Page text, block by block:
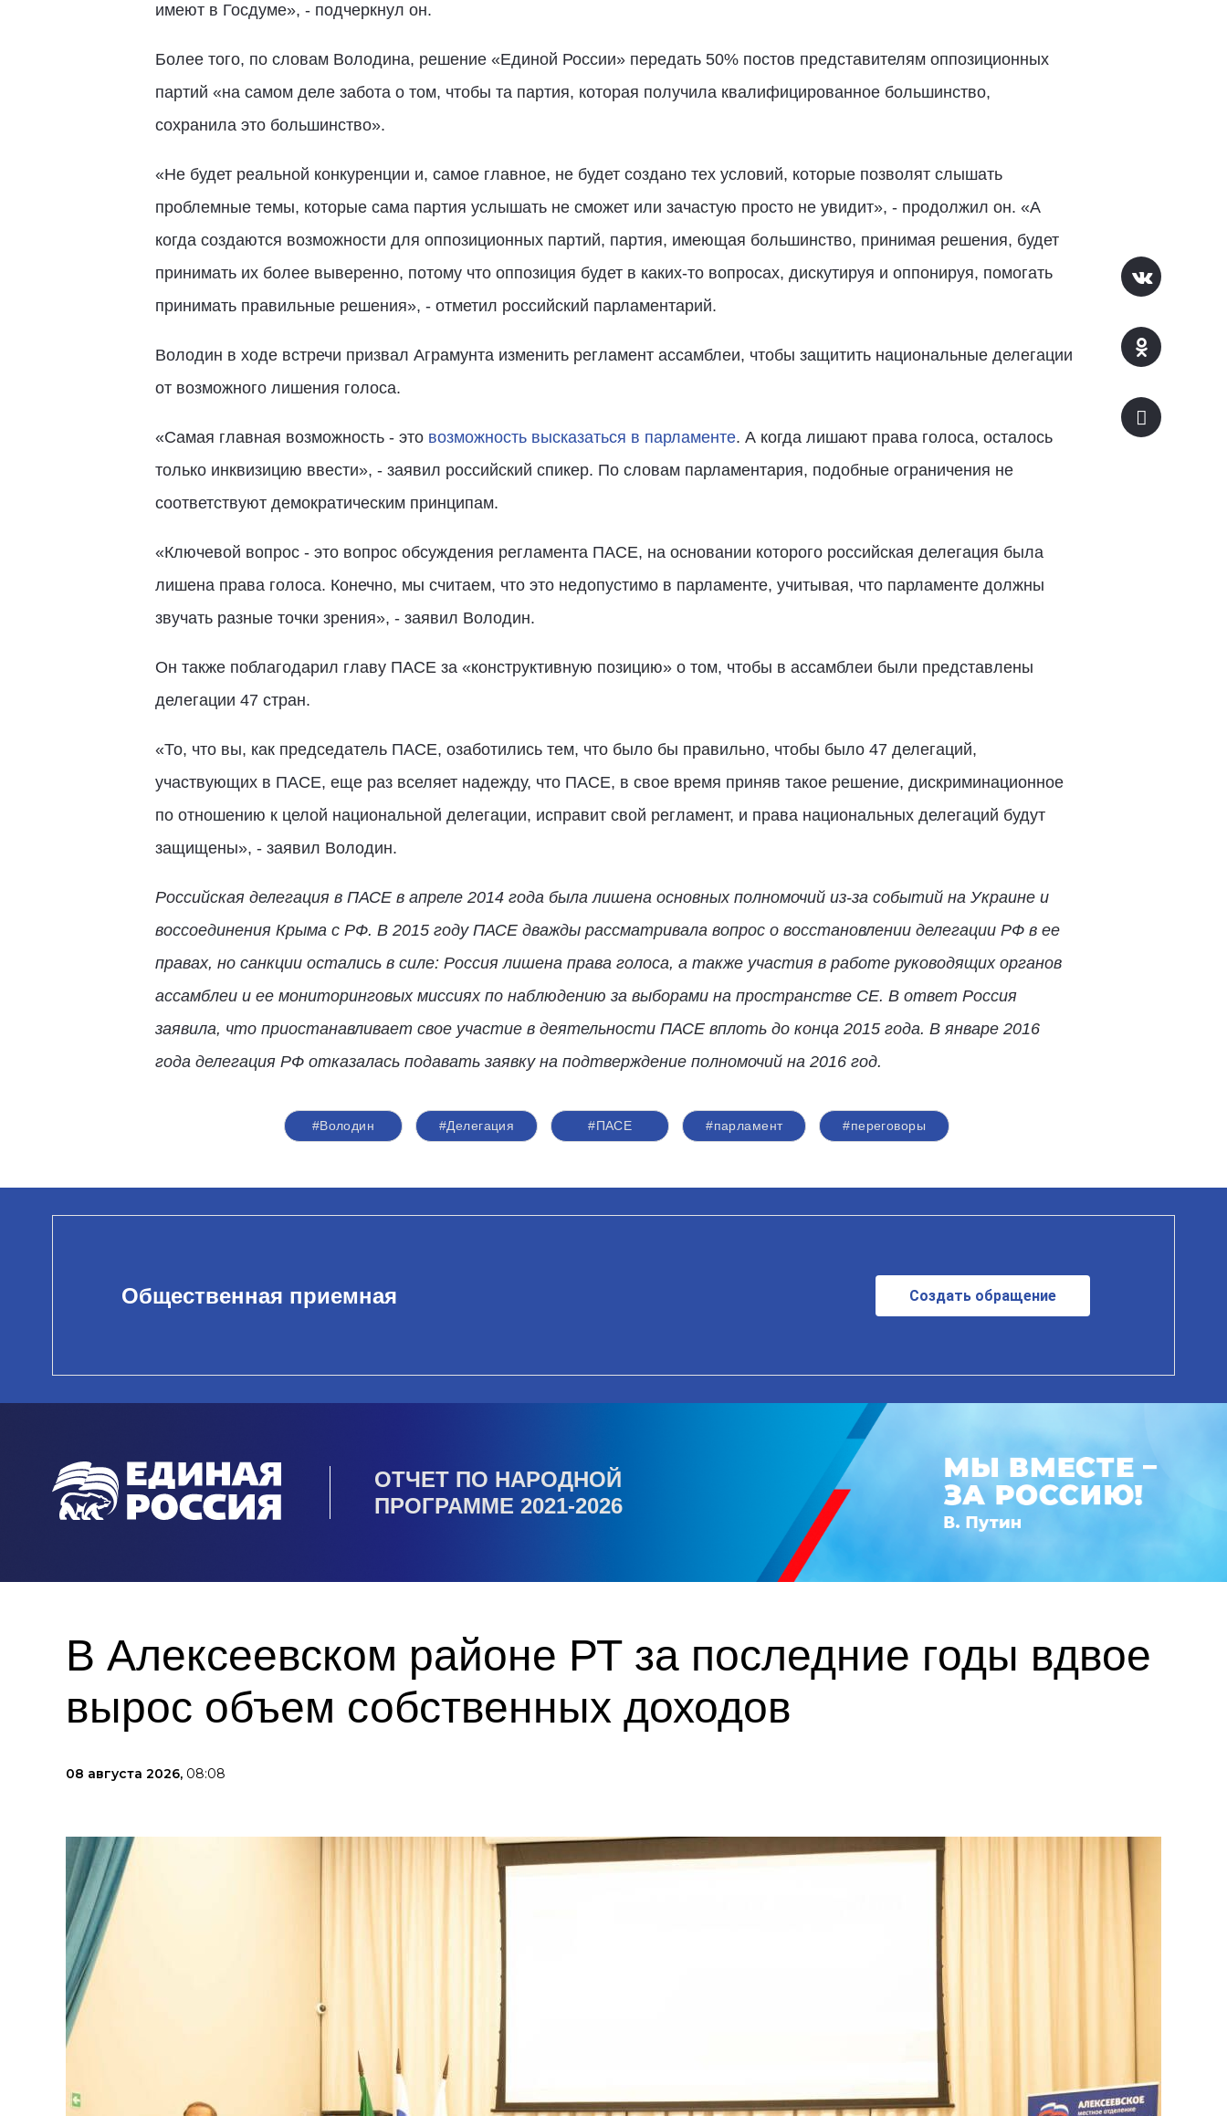
имеют в Госдуме», - подчеркнул он.
Более того, по словам Володина, решение «Единой России» передать 50% постов представителям оппозиционных
партий «на самом деле забота о том, чтобы та партия, которая получила квалифицированное большинство,
сохранила это большинство».
«Не будет реальной конкуренции и, самое главное, не будет создано тех условий, которые позволят слышать
проблемные темы, которые сама партия услышать не сможет или зачастую просто не увидит», - продолжил он. «А
когда создаются возможности для оппозиционных партий, партия, имеющая большинство, принимая решения, будет
принимать их более выверенно, потому что оппозиция будет в каких-то вопросах, дискутируя и оппонируя, помогать
принимать правильные решения», - отметил российский парламентарий.
Володин в ходе встречи призвал Аграмунта изменить регламент ассамблеи, чтобы защитить национальные делегации
от возможного лишения голоса.
«Самая главная возможность - это возможность высказаться в парламенте. А когда лишают права голоса, осталось
только инквизицию ввести», - заявил российский спикер. По словам парламентария, подобные ограничения не
соответствуют демократическим принципам.
«Ключевой вопрос - это вопрос обсуждения регламента ПАСЕ, на основании которого российская делегация была
лишена права голоса. Конечно, мы считаем, что это недопустимо в парламенте, учитывая, что парламенте должны
звучать разные точки зрения», - заявил Володин.
Он также поблагодарил главу ПАСЕ за «конструктивную позицию» о том, чтобы в ассамблеи были представлены
делегации 47 стран.
«То, что вы, как председатель ПАСЕ, озаботились тем, что было бы правильно, чтобы было 47 делегаций,
участвующих в ПАСЕ, еще раз вселяет надежду, что ПАСЕ, в свое время приняв такое решение, дискриминационное
по отношению к целой национальной делегации, исправит свой регламент, и права национальных делегаций будут
защищены», - заявил Володин.
Российская делегация в ПАСЕ в апреле 2014 года была лишена основных полномочий из-за событий на Украине и
воссоединения Крыма с РФ. В 2015 году ПАСЕ дважды рассматривала вопрос о восстановлении делегации РФ в ее
правах, но санкции остались в силе: Россия лишена права голоса, а также участия в работе руководящих органов
ассамблеи и ее мониторинговых миссиях по наблюдению за выборами на пространстве СЕ. В ответ Россия
заявила, что приостанавливает свое участие в деятельности ПАСЕ вплоть до конца 2015 года. В январе 2016
года делегация РФ отказалась подавать заявку на подтверждение полномочий на 2016 год.
#Володин #Делегация #ПАСЕ #парламент #переговоры
Общественная приемная Создать обращение
ОТЧЕТ ПО НАРОДНОЙ
ПРОГРАММЕ 2021-2026
В Алексеевском районе РТ за последние годы вдвое
вырос объем собственных доходов
08 августа 2026, 08:08